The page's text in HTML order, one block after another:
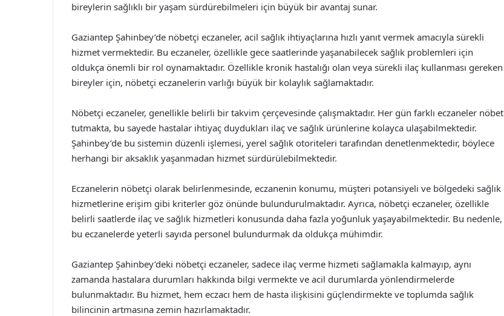
bireylerin sağlıklı bir yaşam sürdürebilmeleri için büyük bir avantaj sunar.
Gaziantep Şahinbey’de nöbetçi eczaneler, acil sağlık ihtiyaçlarına hızlı yanıt vermek amacıyla sürekli
hizmet vermektedir. Bu eczaneler, özellikle gece saatlerinde yaşanabilecek sağlık problemleri için
oldukça önemli bir rol oynamaktadır. Özellikle kronik hastalığı olan veya sürekli ilaç kullanması gereken
bireyler için, nöbetçi eczanelerin varlığı büyük bir kolaylık sağlamaktadır.
Nöbetçi eczaneler, genellikle belirli bir takvim çerçevesinde çalışmaktadır. Her gün farklı eczaneler nöbet
tutmakta, bu sayede hastalar ihtiyaç duydukları ilaç ve sağlık ürünlerine kolayca ulaşabilmektedir.
Şahinbey’de bu sistemin düzenli işlemesi, yerel sağlık otoriteleri tarafından denetlenmektedir, böylece
herhangi bir aksaklık yaşanmadan hizmet sürdürülebilmektedir.
Eczanelerin nöbetçi olarak belirlenmesinde, eczanenin konumu, müşteri potansiyeli ve bölgedeki sağlık
hizmetlerine erişim gibi kriterler göz önünde bulundurulmaktadır. Ayrıca, nöbetçi eczaneler, özellikle
belirli saatlerde ilaç ve sağlık hizmetleri konusunda daha fazla yoğunluk yaşayabilmektedir. Bu nedenle,
bu eczanelerde yeterli sayıda personel bulundurmak da oldukça mühimdir.
Gaziantep Şahinbey’deki nöbetçi eczaneler, sadece ilaç verme hizmeti sağlamakla kalmayıp, aynı
zamanda hastalara durumları hakkında bilgi vermekte ve acil durumlarda yönlendirmelerde
bulunmaktadır. Bu hizmet, hem eczacı hem de hasta ilişkisini güçlendirmekte ve toplumda sağlık
bilincinin artmasına zemin hazırlamaktadır.